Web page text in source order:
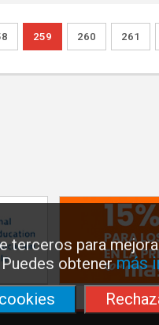
terceros para
obtenermás
259 260 261